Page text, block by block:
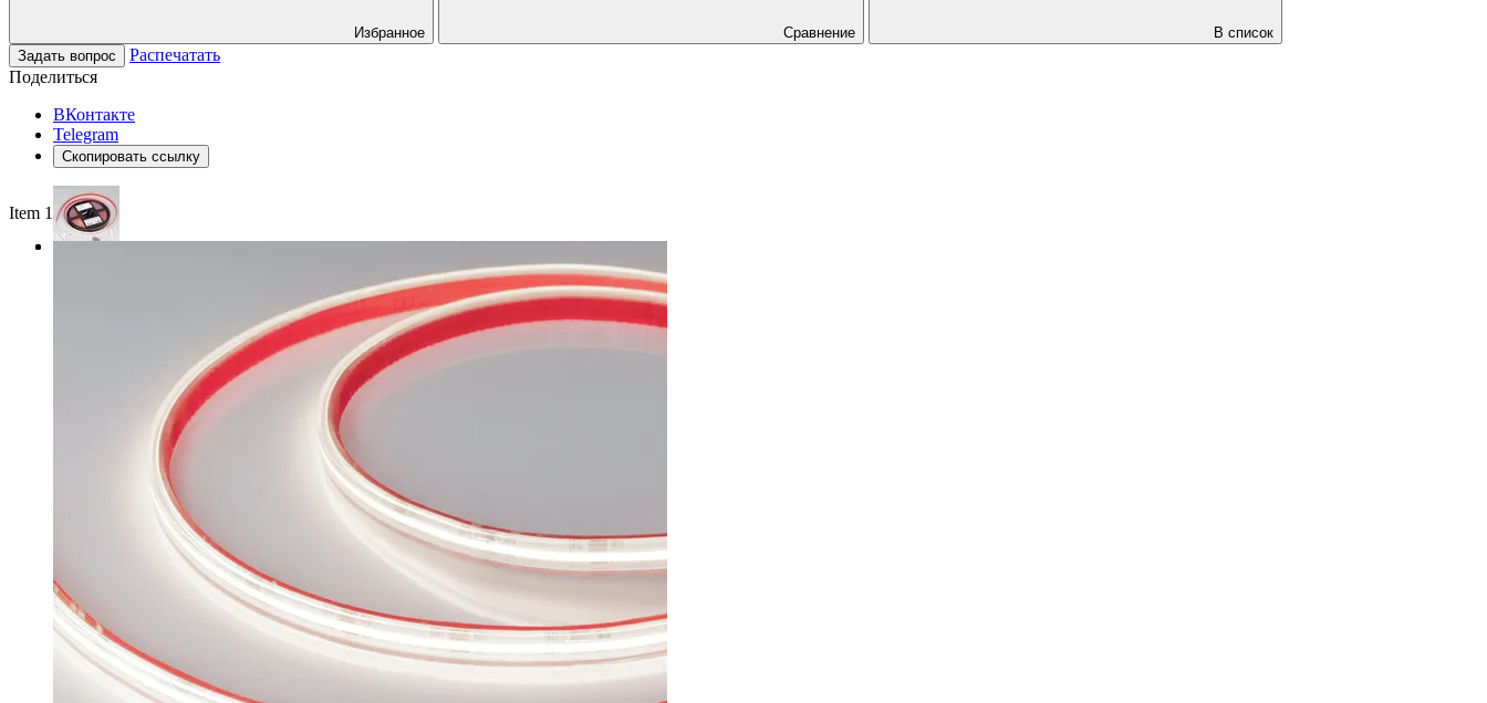
Избранное Сравнение
В список
Задать вопрос
Распечатать
Поделиться
ВКонтакте
Telegram
Скопировать ссылку
Item 1 of 3